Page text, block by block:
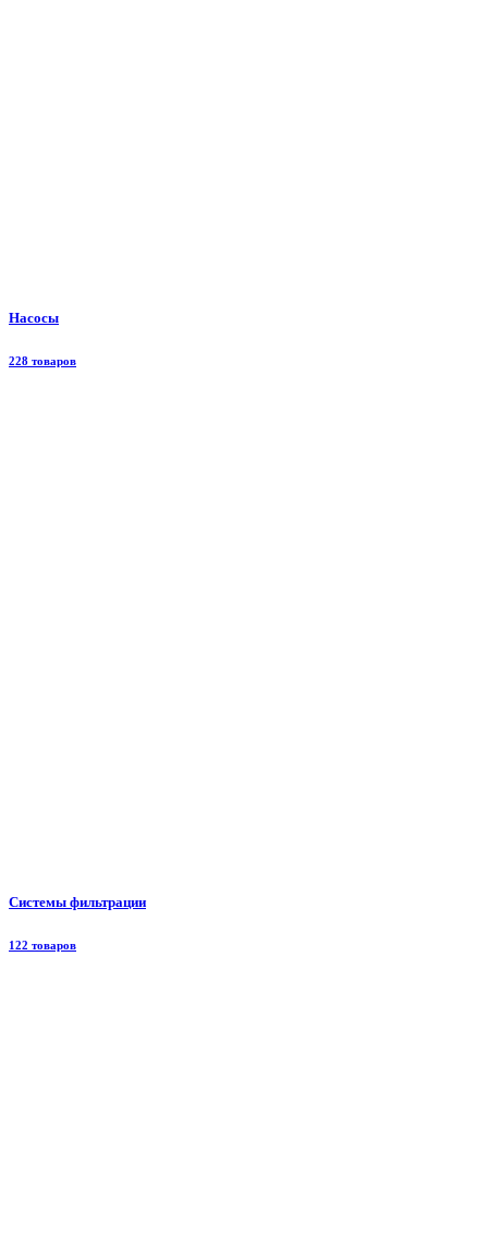
Насосы
228 товаров
Системы фильтрации
122 товаров